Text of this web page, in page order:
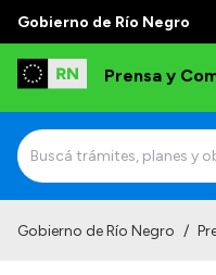
Gobierno de Río Negro
Prensa y
Gobierno de Río Negro /